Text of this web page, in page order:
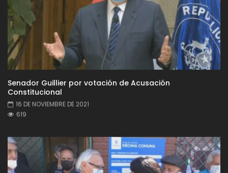
Senador Guillier por votación de Acusación
Constitucional
16 DE NOVIEMBRE DE 2021
619